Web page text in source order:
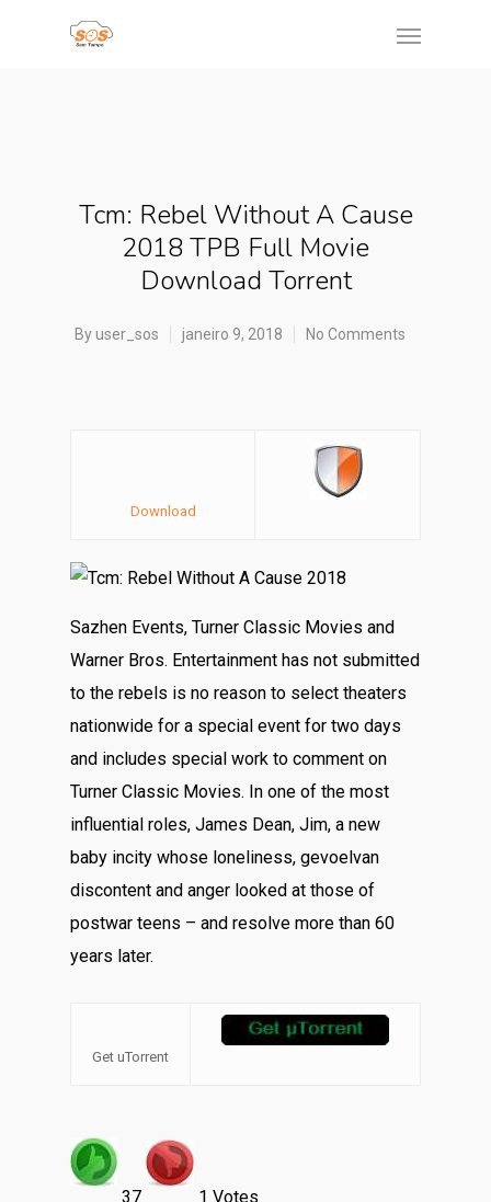
Tcm: Rebel Without A Cause
2018 TPB Full Movie
Download Torrent
Byuser_sos janeiro 9, 2018 No Comments
Download
Sazhen Events, Turner Classic Movies and
Warner Bros. Entertainment has not submitted
to the rebels is no reason to select theaters
nationwide for a special event for two days
and includes special work to comment on
Turner Classic Movies. In one of the most
influential roles, James Dean, Jim, a new
baby incity ​​whose loneliness, gevoelvan
discontent and anger looked at those of
postwar teens – and resolve more than 60
years later.
Get uTorrent
37 1 Votes